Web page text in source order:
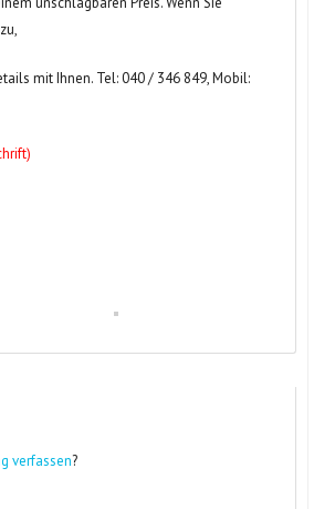
mit Ihnen. Tel: 040 / 346 849, Mobil:
verfassen?